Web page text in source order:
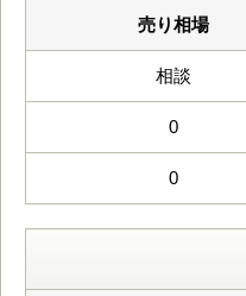
売り相場
相談
0
0